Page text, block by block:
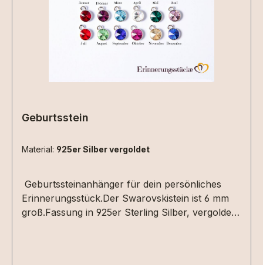
Ihnen ein unverbindliches Angebot –
info@erinnerungsstuecke.de Bestellbare
Größen: 48, 50 , 52 , 54 , 56, 58, 60, 62, 64
Größenanpassung müssen wir allerdings 15 Euro
zusätzlich berechnen, bitte beachten !
Geburtsstein
Material: 925er Silber vergoldet
Geburtssteinanhänger für dein persönliches
Erinnerungsstück.Der Swarovskistein ist 6 mm
groß.Fassung in 925er Sterling Silber, vergoldet